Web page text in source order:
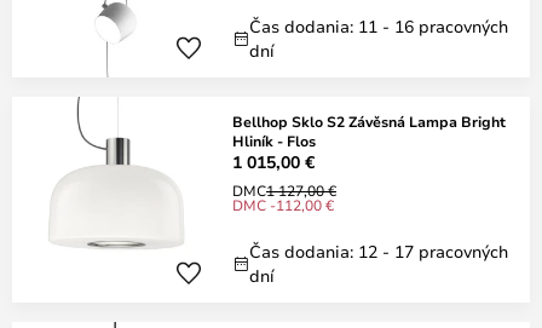
Čas dodania: 11 - 16 pracovných
dní
Bellhop Sklo S2 Závěsná Lampa Bright
Hliník - Flos
1 015,00 €
DMC1 127,00 €
DMC -112,00 €
Čas dodania: 12 - 17 pracovných
dní